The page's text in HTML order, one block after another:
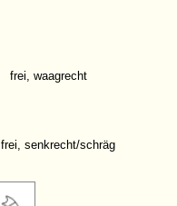
frei, waagrecht
frei, senkrecht/schräg